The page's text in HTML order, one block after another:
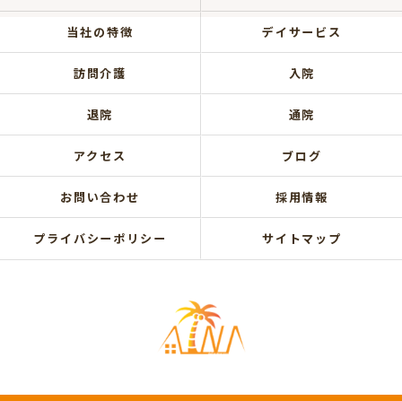
当社の特徴 デイサービス
訪問介護 入院
退院 通院
アクセス ブログ
お問い合わせ 採用情報
プライバシーポリシー サイトマップ